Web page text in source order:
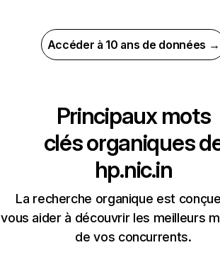
Accéder à 10 ans de données →
Principaux mots
clés organiques
hp.nic.in
La recherche organique est
vous aider à découvrir les meilleurs
de vos concurrents.